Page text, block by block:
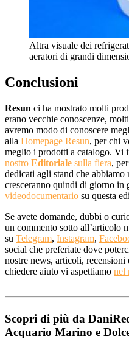
Altra visuale dei
aeratori di grandi
Conclusioni
Resun ci ha mostrato molti
erano vecchie conoscenze,
avremo modo di conoscere
alla Homepage Resun, per chi
meglio i prodotti a catalogo. Vi
nostro Editoriale sulla fiera,
dedicati agli stand che
cresceranno quindi di giorno in
videodocumentario su questa
Se avete domande, dubbi o
un commento sotto all’articolo
su Telegram, Instagram,
social che preferiate dove
nostre news, articoli, recensioni
chiedere aiuto vi aspettiamo nel
Scopri di più da
Acquario Marino e